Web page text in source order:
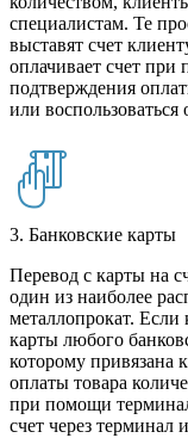
специалистам. Те
выставят счет
оплачивает счет при
подтверждения
или
3. Банковские карты
Перевод с карты на
один из наиболее
металлопрокат. Если
карты любого
которому привязана
оплаты товара
при помощи
счет через терминал